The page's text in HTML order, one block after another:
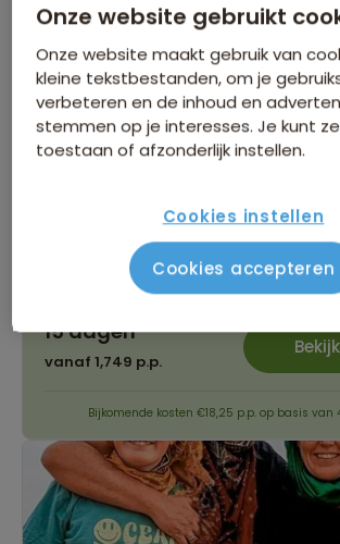
137
Avontuurlijke jeeptocht door de
Wandelen door de prachtige
Beleef de mooiste plekken in
familie
Gegarandeerd vertrek op:
24 Apr 25 Apr
17 Jul
Bekijk alle vertrekdata
15 dagen
vanaf 1,749 p.p.
Bijkomende kosten €18,25 p.p. op basis van
Onze website gebruikt
Onze website maakt gebruik van
kleine tekstbestanden, om je
verbeteren en de inhoud en
stemmen op je interesses. Je kunt
toestaan of afzonderlijk instellen.
Cookies instellen
Cookies accepteren